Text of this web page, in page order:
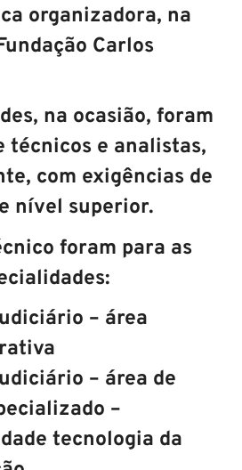
organizadora, na
Carlos
na ocasião, foram
técnicos e analistas,
com exigências de
nível superior.
foram para as
– área
– área de
–
tecnologia da